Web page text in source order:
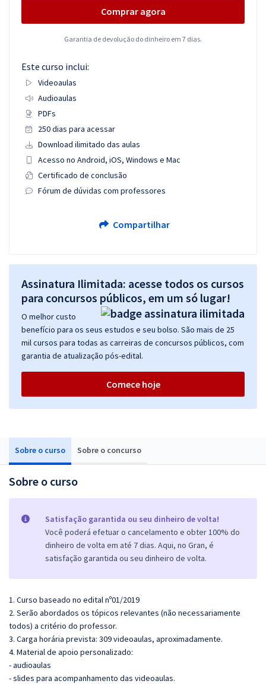
Sobre o curso Sobre o concurso
Sobre o curso
Satisfação garantida ou seu dinheiro de volta!
Você poderá efetuar o cancelamento e obter 100% do
dinheiro de volta em até 7 dias. Aqui, no Gran, é
satisfação garantida ou seu dinheiro de volta.
1. Curso baseado no edital nº01/2019
2. Serão abordados os tópicos relevantes (não necessariamente
todos) a critério do professor.
3. Carga horária prevista: 309 videoaulas, aproximadamente.
4. Material de apoio personalizado:
- audioaulas
- slides para acompanhamento das videoaulas.
Comprar agora
Garantia de devolução do dinheiro em 7 dias.
Este curso inclui:
Videoaulas
Audioaulas
PDFs
250 dias para acessar
Download ilimitado das aulas
Acesso no Android, iOS, Windows e Mac
Certificado de conclusão
Fórum de dúvidas com professores
Compartilhar
Assinatura Ilimitada: acesse todos os cursos
para concursos públicos, em um só lugar!
O melhor custo
benefício para os seus estudos e seu bolso. São mais de 25
mil cursos para todas as carreiras de concursos públicos, com
garantia de atualização pós-edital.
Comece hoje